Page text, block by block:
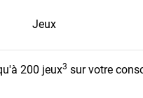
Jeux
200 jeux3 sur votre